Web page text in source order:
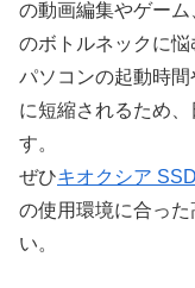
の動画編集やゲー
のボトルネックに悩
パソコンの起動時
に短縮されるため
す。
ぜひキオクシア
の使用環境に合っ
い。